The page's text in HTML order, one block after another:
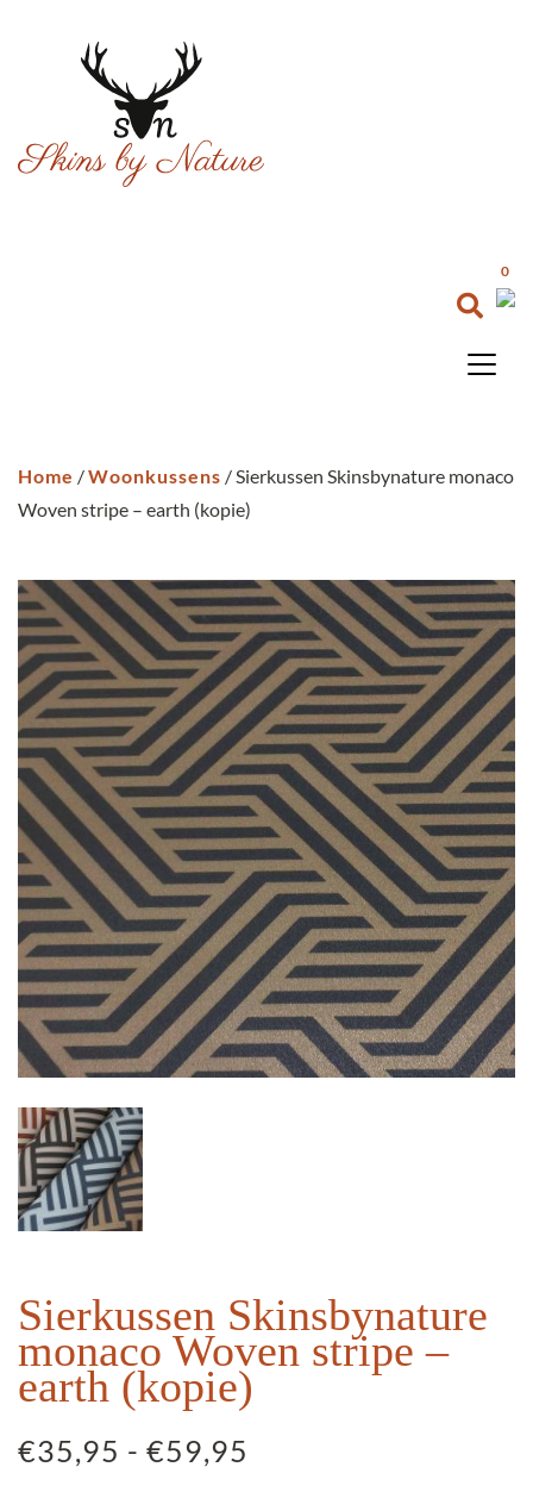
0
Home /Woonkussens / Sierkussen Skinsbynature monaco
Woven stripe – earth (kopie)
Sierkussen Skinsbynature
monaco Woven stripe –
earth (kopie)
€35,95 - €59,95